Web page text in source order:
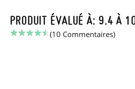
PRODUIT ÉVALUÉ À: 9.4 À
(10 Commentaires)